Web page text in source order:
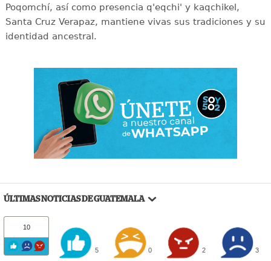
Poqomchí, así como presencia q'eqchi' y kaqchikel,
Santa Cruz Verapaz, mantiene vivas sus tradiciones y su
identidad ancestral.
ÚLTIMAS NOTICIAS DE GUATEMALA
10
5 0 2 3